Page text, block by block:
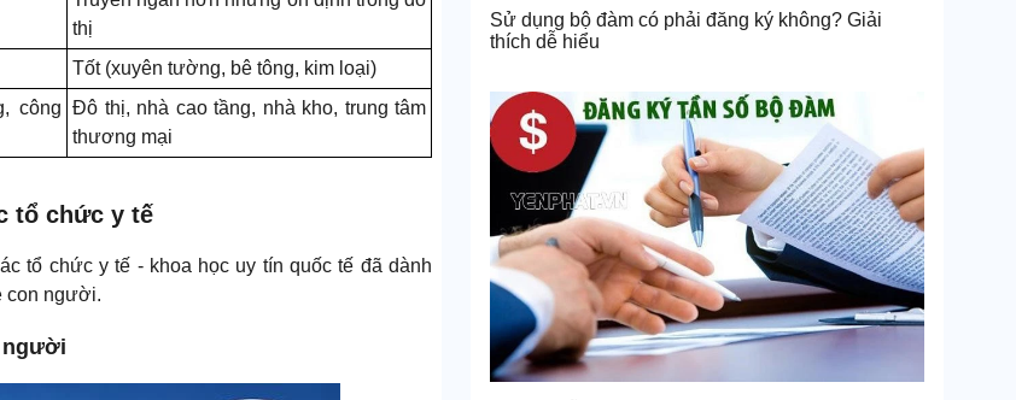
thị
Tốt (xuyên tường, bê tông, kim loại)
công Đô thị, nhà cao tầng, nhà kho, trung tâm
thương mại
tổ chức y tế
tổ chức y tế - khoa học uy tín quốc tế đã dành
con người.
người
Sử dụng bộ đàm có phải đăng ký không? Giải
thích dễ hiểu